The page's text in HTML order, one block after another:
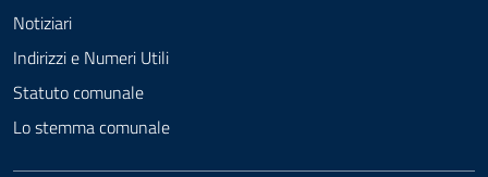
Notiziari
Indirizzi e Numeri Utili
Statuto comunale
Lo stemma comunale